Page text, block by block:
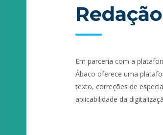
Em parceria com a
Ábaco oferece uma
texto, correções de
aplicabilidade da